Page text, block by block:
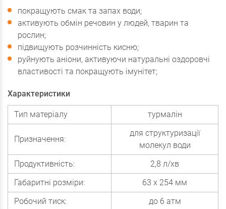
покращують смак та запах води;
активують обмін речовин у людей, тварин та
рослин;
підвищують розчинність кисню;
руйнують аніони, активуючи натуральні оздоровчі
властивості та покращують імунітет;
Характеристики
Тип матеріалу турмалін
Призначення:
для структуризації
молекул води
Продуктивність:
2,8 л/хв
Габаритні розміри:
63 х 254 мм
Робочий тиск:
до 6 атм